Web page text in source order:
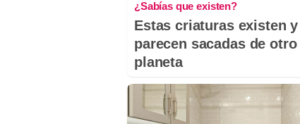
¿Sabías que existen?
Estas criaturas existen y
parecen sacadas de otro
planeta